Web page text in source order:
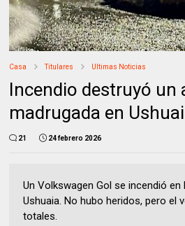
Casa Titulares Ultimas Noticias
Incendio destruyó un
madrugada en
21 24 febrero 2026
Un Volkswagen Gol se incendió en
Ushuaia. No hubo heridos, pero el
totales.